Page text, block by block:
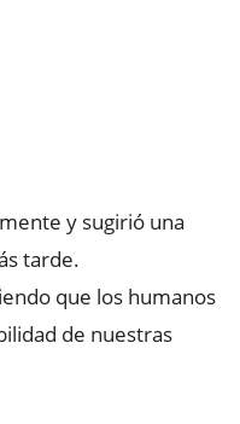
y sugirió una
tarde.
que los humanos
de nuestras